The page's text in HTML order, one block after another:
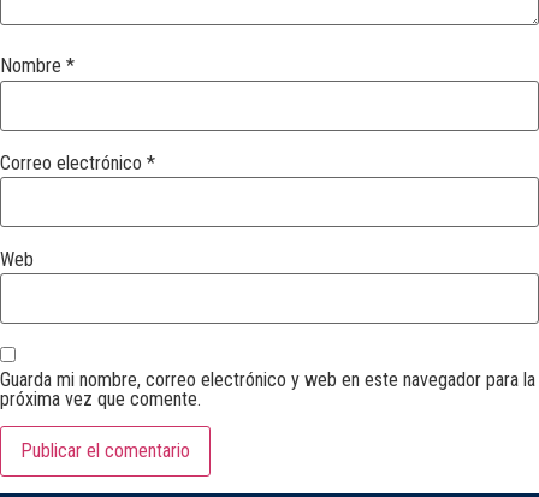
Nombre *
Correo electrónico *
Web
Guarda mi nombre, correo electrónico y web en este navegador para la
próxima vez que comente.